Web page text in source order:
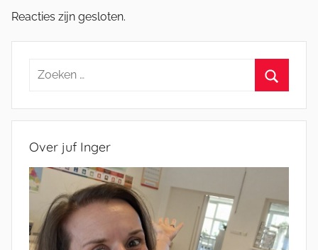
Reacties zijn gesloten.
Zoeken
Over juf Inger